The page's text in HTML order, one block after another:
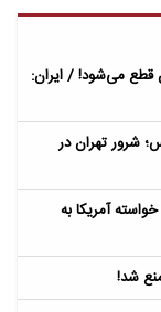
قطع می‌شود! / ایران:
شرور تهران در
آمریکا به
شد!